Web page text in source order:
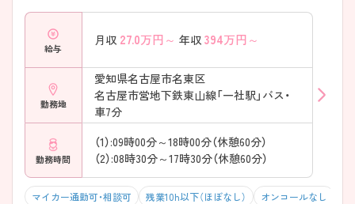
給与
月収 27.0万円～ 年収 394万円～
勤務地
愛知県名古屋市名東区
名古屋市営地下鉄東山線「一社駅」バス・
車7分
勤務時間
（1）:09時00分～18時00分（休憩60分）
（2）:08時30分～17時30分（休憩60分）
マイカー通勤可・相談可 残業10h以下（ほぼなし） オンコールなし